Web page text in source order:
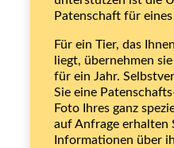
Patenschaft für
Für ein Tier, das
liegt, übernehmen
für ein Jahr.
Sie eine
Foto Ihres ganz
auf Anfrage erhalten
Informationen über